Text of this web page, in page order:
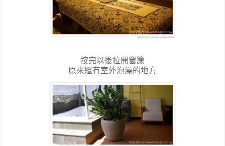
按完以後拉開窗簾
原來還有室外泡澡的地方